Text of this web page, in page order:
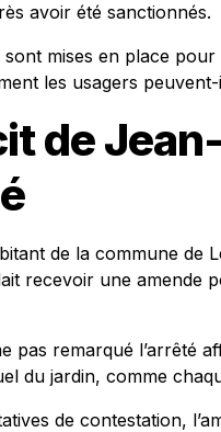
avoir été sanctionnés.
sont mises en place
les usagers
de
de la commune de
recevoir une amende
pas remarqué l’arrêté
du jardin, comme
de contestation,